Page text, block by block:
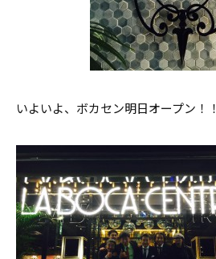
いよいよ、ボカセン明日オープン！！